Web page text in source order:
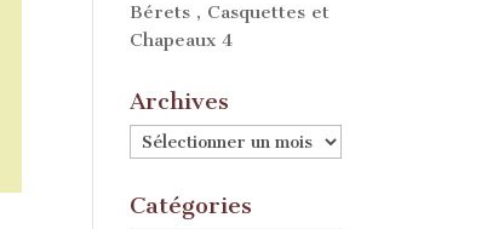
Bérets , Casquettes et
Chapeaux 4
Archives
Archives
Catégories